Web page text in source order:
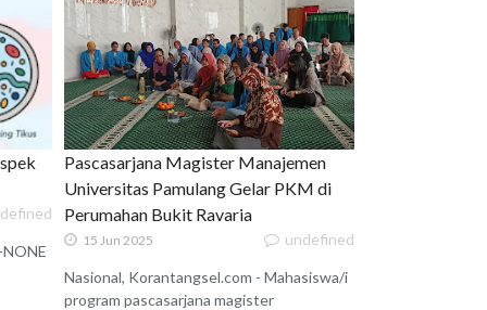
Pascasarjana Magister Manajemen
Universitas Pamulang Gelar PKM di
Perumahan Bukit Ravaria
15 Jun 2025 undefined
Nasional, Korantangsel.com - Mahasiswa/i
program pascasarjana magister